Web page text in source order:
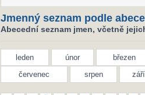
Jmenný seznam podle
Abecední seznam jmen, včetně
leden únor březen
červenec
srpen září